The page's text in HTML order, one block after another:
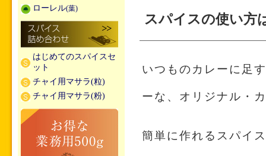
スパイスの使い方
いつものカレーに足
ーな、オリジナル・
簡単に作れるスパイ
ローレル(葉)
はじめてのスパイスセ
ット
チャイ用マサラ(粒)
チャイ用マサラ(粉)